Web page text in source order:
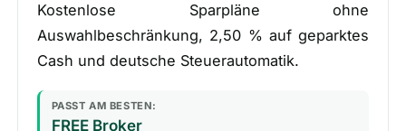
Kostenlose Sparpläne ohne
Auswahlbeschränkung, 2,50 % auf geparktes
Cash und deutsche Steuerautomatik.
PASST AM BESTEN:
FREE Broker